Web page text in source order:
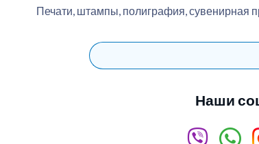
Печати, штампы, полиграфия, сувенирная
Наши